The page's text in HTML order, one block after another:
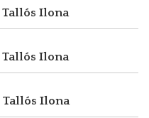
Tallós Ilona
Tallós Ilona
Tallós Ilona